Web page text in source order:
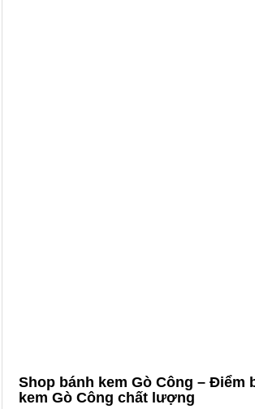
Shop bánh kem Gò Công – Điểm
kem Gò Công chất lượng